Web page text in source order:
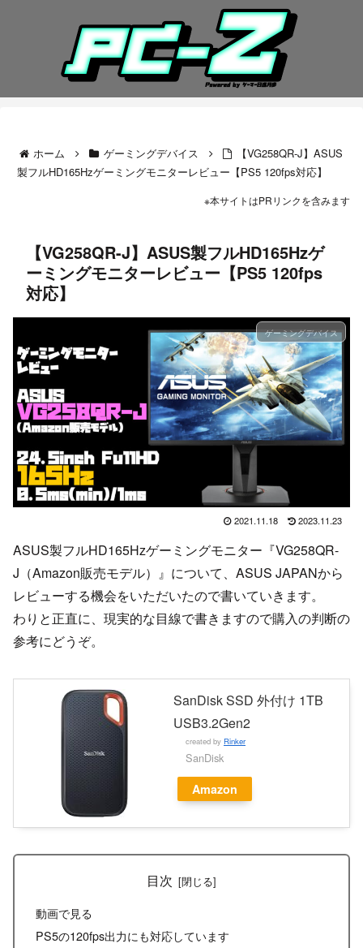
ホーム ゲーミングデバイス
【VG258QR-J】ASUS
製フルHD165Hzゲーミングモニターレビュー【PS5 120fps対応】
※本サイトはPRリンクを含みます
【VG258QR-J】ASUS製フルHD165Hzゲ
ーミングモニターレビュー【PS5 120fps
対応】
ゲーミングデバイス
2021.11.18 2023.11.23
ASUS製フルHD165Hzゲーミングモニター『VG258QR-
J（Amazon販売モデル）』について、ASUS JAPANから
レビューする機会をいただいたので書いていきます。
わりと正直に、現実的な目線で書きますので購入の判断の
参考にどうぞ。
SanDisk SSD 外付け 1TB
USB3.2Gen2
created by Rinker
SanDisk
Amazon
目次
動画で見る
PS5の120fps出力にも対応しています